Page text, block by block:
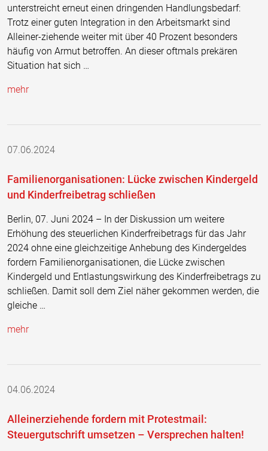
unterstreicht erneut einen dringenden Handlungsbedarf:
Trotz einer guten Integration in den Arbeitsmarkt sind
Alleiner-ziehende weiter mit über 40 Prozent besonders
häufig von Armut betroffen. An dieser oftmals prekären
Situation hat sich …
mehr
07.06.2024
Familienorganisationen: Lücke zwischen Kindergeld
und Kinderfreibetrag schließen
Berlin, 07. Juni 2024 – In der Diskussion um weitere
Erhöhung des steuerlichen Kinderfreibetrags für das Jahr
2024 ohne eine gleichzeitige Anhebung des Kindergeldes
fordern Familienorganisationen, die Lücke zwischen
Kindergeld und Entlastungswirkung des Kinderfreibetrags zu
schließen. Damit soll dem Ziel näher gekommen werden, die
gleiche …
mehr
04.06.2024
Alleinerziehende fordern mit Protestmail:
Steuergutschrift umsetzen – Versprechen halten!